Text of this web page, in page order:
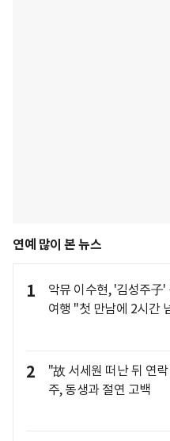
연예 많이 본 뉴스
1
악뮤 이수현, '김성주子'
여행 "첫 만남에 2시간
2
"故 서세원 떠난 뒤 연
주, 동생과 절연 고백